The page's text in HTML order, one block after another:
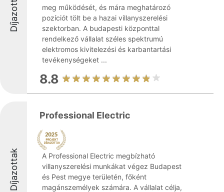
Díjazottak
meg működését, és mára meghatározó
pozíciót tölt be a hazai villanyszerelési
szektorban. A budapesti központtal
rendelkező vállalat széles spektrumú
elektromos kivitelezési és karbantartási
tevékenységeket ...
8.8
Díjazottak
Professional Electric
A Professional Electric megbízható
villanyszerelési munkákat végez Budapest
és Pest megye területén, főként
magánszemélyek számára. A vállalat célja,